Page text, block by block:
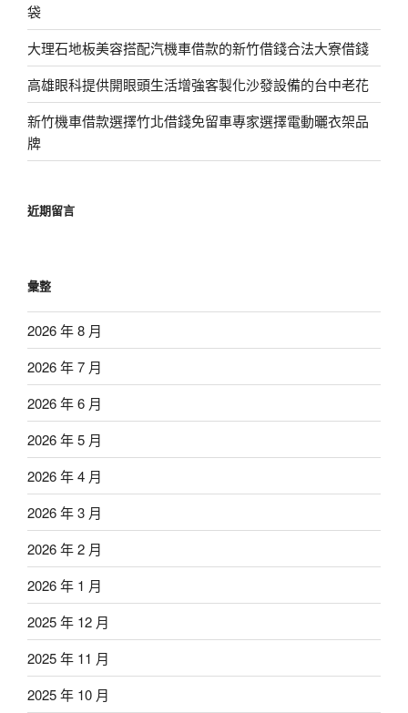
袋
大理石地板美容搭配汽機車借款的新竹借錢合法大寮借錢
高雄眼科提供開眼頭生活增強客製化沙發設備的台中老花
新竹機車借款選擇竹北借錢免留車專家選擇電動曬衣架品
牌
近期留言
彙整
2026 年 8 月
2026 年 7 月
2026 年 6 月
2026 年 5 月
2026 年 4 月
2026 年 3 月
2026 年 2 月
2026 年 1 月
2025 年 12 月
2025 年 11 月
2025 年 10 月